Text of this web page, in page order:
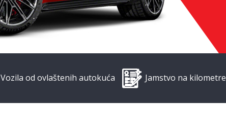
Vozila od ovlaštenih autokuća Jamstvo na kilometre